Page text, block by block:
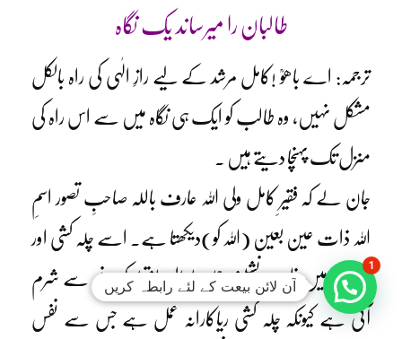
طالبان را میرساند یک نگاہ
ترجمہ: اے باھوؒ !کامل مرشد کے لیے رازِ الٰہی کی راہ بالکل
مشکل نہیں، وہ طالب کو ایک ہی نگاہ میں سے اس راہ کی
منزل تک پہنچا دیتے ہیں ۔
جان لے کہ فقیرِ کامل ولی اللہ عارف باللہ صاحبِ تصور اسمِ
اللہ ذات عین بعین (اللہ کو)دیکھتا ہے۔ اسے چلہ کشی اور
حجرے میں خلوت نشینی جیسے اعمال اختیار کرنے سے شرم
آتی ہے کیونکہ چلہ کشی ریاکارانہ عمل ہے جس سے نفس
آن لائن بیعت کے لئے رابطہ کریں
1